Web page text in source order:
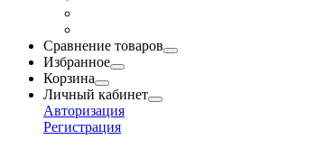
Сравнение товаров
Избранное
Корзина
Личный кабинет
Авторизация
Регистрация